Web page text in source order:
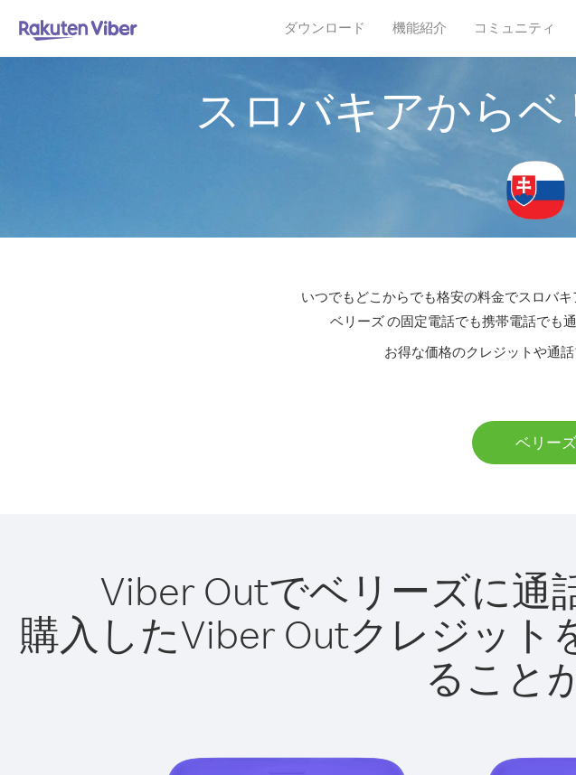
ダウンロード 機能紹介 コミュニティ
スロバキアから
いつでもどこからでも格安の料金でスロバ
ベリーズ の固定電話でも携帯電話でも
お得な価格のクレジットや通
ベリー
Viber Outでベリーズに通
購入したViber Outクレジット
ること